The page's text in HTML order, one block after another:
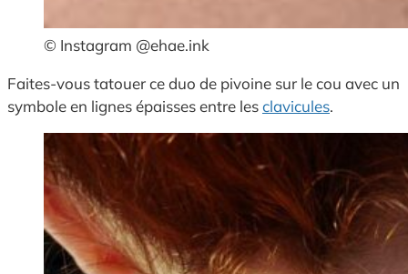
© Instagram @ehae.ink
Faites-vous tatouer ce duo de pivoine sur le cou avec un
symbole en lignes épaisses entre lesclavicules.